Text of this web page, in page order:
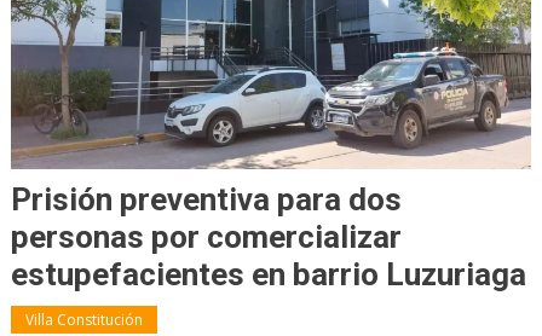
Prisión preventiva para dos
personas por comercializar
estupefacientes en barrio Luzuriaga
Villa Constitución